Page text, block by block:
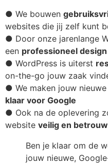
● We bouwen
websites die jij zelf kunt
● Door onze jarenlange
een professioneel design
● WordPress is uiterst
on-the-go jouw zaak
● We maken jouw
klaar voor Google
● Ook na de oplevering
website veilig en
Ben je klaar om de
jouw nieuwe,